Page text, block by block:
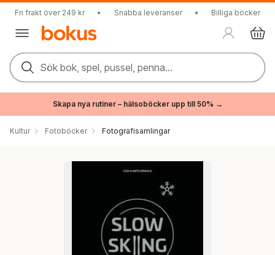
Fri frakt över 249 kr • Snabba leveranser • Billiga böcker
Sök bok, spel, pussel, penna...
Skapa nya rutiner – hälsoböcker upp till 50% →
Kultur Fotoböcker Fotografisamlingar